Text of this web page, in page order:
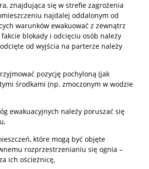
znajdująca się w strefie zagrożenia
najdalej oddalonym od
warunków ewakuować z zewnątrz
blokady i odcięciu osób należy
od wyjścia na parterze należy
pozycję pochyloną (jak
środkami (np. zmoczonym w wodzie
ewakuacyjnych należy poruszać się
które mogą być objęte
rozprzestrzenianiu się ognia –
ich ościeżnicę,